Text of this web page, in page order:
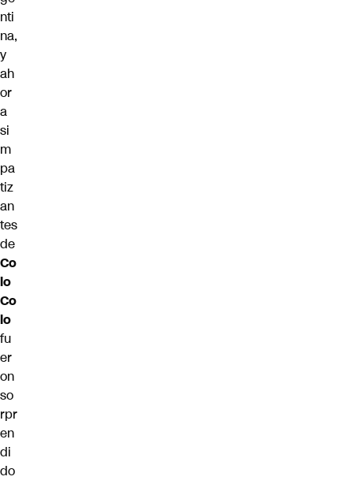
nti
na,
y
ah
or
a
si
m
pa
tiz
an
tes
de
Co
lo
Co
lo
fu
er
on
so
rpr
en
di
do